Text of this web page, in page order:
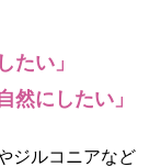
たい」
然にしたい」
ジルコニアなど